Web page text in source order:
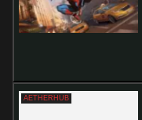
AETHERHUB